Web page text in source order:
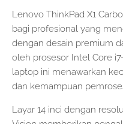
Lenovo ThinkPad X1
bagi profesional yang
dengan desain premium
oleh prosesor Intel Core
laptop ini menawarkan
dan kemampuan
Layar 14 inci dengan